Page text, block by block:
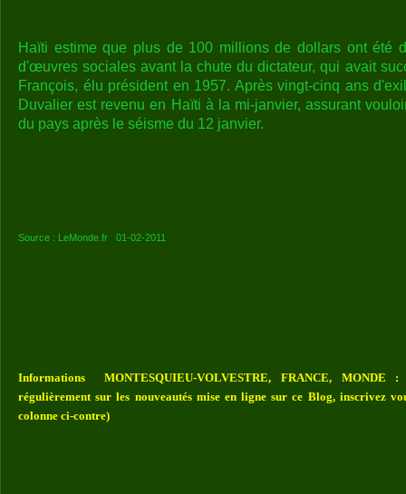
Haïti estime que plus de 100 millions de dollars ont été
d'œuvres sociales avant la chute du dictateur, qui avait
François, élu président en 1957. Après vingt-cinq ans
Duvalier est revenu en Haïti à la mi-janvier, assurant
du pays après le séisme du 12 janvier.
Source : LeMonde.fr 01-02-2011
Informations MONTESQUIEU-VOLVESTRE, FRANCE, MONDE
régulièrement sur les nouveautés mise en ligne sur ce Blog, inscrivez
colonne ci-contre)